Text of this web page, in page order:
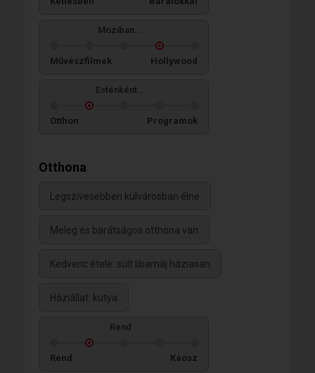
Moziban...
Művészfilmek Hollywood
Esténként...
Otthon Programok
Otthona
Legszívesebben külvárosban élne
Meleg és barátságos otthona van
Kedvenc étele: sült libamáj háziasan
Háziállat: kutya
Rend
Rend Káosz